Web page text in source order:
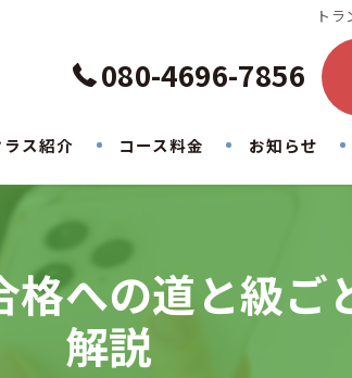
ト
080-4696-7856
ラス紹介 コース料金 お知らせ
格への道と級
解説